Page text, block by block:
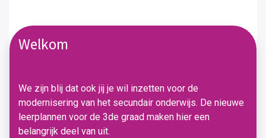
Welkom
We zijn blij dat ook jij je wil inzetten voor de
modernisering van het secundair onderwijs. De nieuwe
leerplannen voor de 3de graad maken hier een
belangrijk deel van uit.